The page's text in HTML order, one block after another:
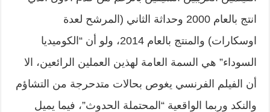
انتج بالعام 2000 وحداثة الثاني (المرشح لعدة
اوسكارات) والمنتج بالعام 2014، ولو أن “الكوميديا
السوداء” هي السمة العامة لهذين العملين الرائعين، الا
أن الفيلم الفرنسي يغوص بحالات متدحرجة من التشاؤم
والنكد وربما الواقعية “المحتملة الحدوث”، فيما يميل